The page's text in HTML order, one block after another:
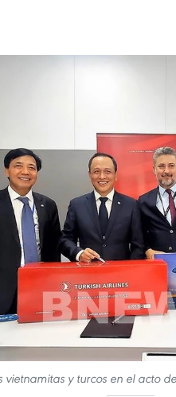
vietnamitas y turcos en el acto